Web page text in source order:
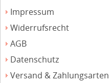
Impressum
Widerrufsrecht
AGB
Datenschutz
Versand & Zahlungsarten